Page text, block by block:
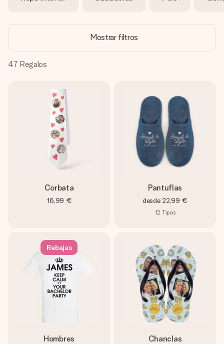
un mensaje que llegue al corazón. Sin complicaciones, solo
Mostrar filtros
47 Regalos
Corbata
16,99 €
Pantuflas
desde 22,99 €
12 Tipos
Rebajas
Hombres Chanclas